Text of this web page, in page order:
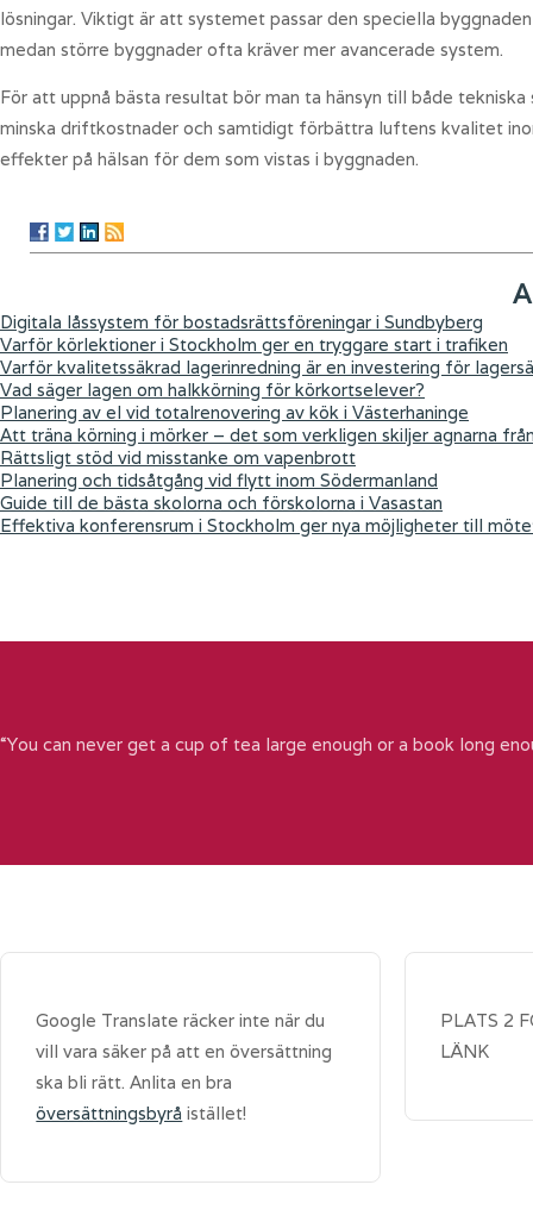
lösningar. Viktigt är att systemet passar den speciella
medan större byggnader ofta kräver mer avancerade system.
För att uppnå bästa resultat bör man ta hänsyn till både
minska driftkostnader och samtidigt förbättra luftens kvalitet
effekter på hälsan för dem som vistas i byggnaden.
Digitala låssystem för bostadsrättsföreningar i Sundbyberg
Varför körlektioner i Stockholm ger en tryggare start i trafiken
Varför kvalitetssäkrad lagerinredning är en investering för
Vad säger lagen om halkkörning för körkortselever?
Planering av el vid totalrenovering av kök i Västerhaninge
Att träna körning i mörker – det som verkligen skiljer agnarna
Rättsligt stöd vid misstanke om vapenbrott
Planering och tidsåtgång vid flytt inom Södermanland
Guide till de bästa skolorna och förskolorna i Vasastan
Effektiva konferensrum i Stockholm ger nya möjligheter till
“You can never get a cup of tea large enough or a book long
Google Translate räcker inte när du
vill vara säker på att en översättning
ska bli rätt. Anlita en bra
översättningsbyrå istället!
PLATS 2
LÄNK